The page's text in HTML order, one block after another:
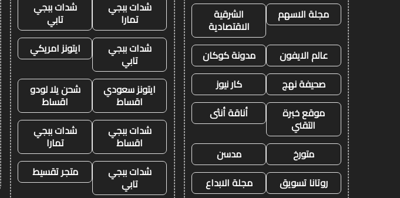
مجلة الاسهم
الشرقية
الاقتصادية
عالم الايفون
مدونة كوكان
صحيفة نهج
كار نيوز
موقع خبرة
التقني
أناقة أنثى
متورخ
مدسن
روتانا تسويق
مجلة الابداع
شدات ببجي
تمارا
شدات ببجي
تابي
شدات ببجي
تابي
ايتونز امريكي
ايتونز سعودي
اقساط
شحن يلا لودو
اقساط
شدات ببجي
اقساط
شدات ببجي
تمارا
شدات ببجي
تابي
متجر تقسيط